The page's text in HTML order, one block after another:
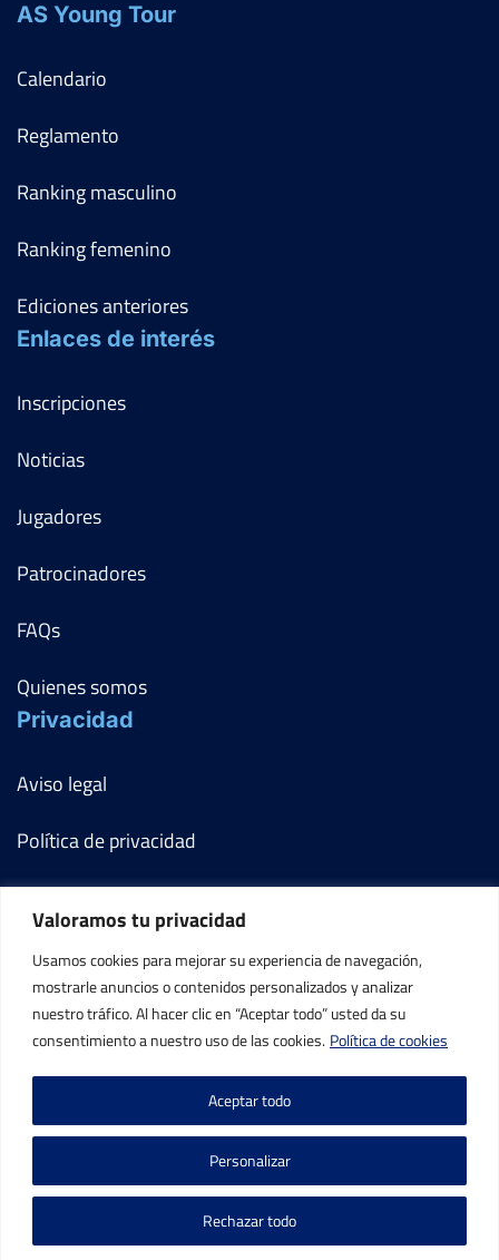
Valoramos tu privacidad
Usamos cookies para mejorar su experiencia de navegación,
mostrarle anuncios o contenidos personalizados y analizar
nuestro tráfico. Al hacer clic en “Aceptar todo” usted da su
consentimiento a nuestro uso de las cookies. Política de cookies
Personalizar
Rechazar todo
Aceptar todo
AS Young Tour
Calendario
Reglamento
Ranking masculino
Ranking femenino
Ediciones anteriores
Enlaces de interés
Inscripciones
Noticias
Jugadores
Patrocinadores
FAQs
Quienes somos
Privacidad
Aviso legal
Política de privacidad
Términos y condiciones
Mi cuenta